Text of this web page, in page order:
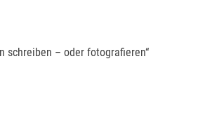
schreiben – oder fotografieren“